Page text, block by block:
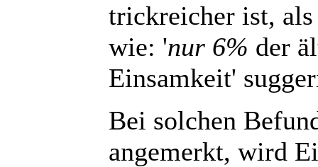
trickreicher ist,
wie: 'nur 6% der
Einsamkeit'
Bei solchen
angemerkt, wird